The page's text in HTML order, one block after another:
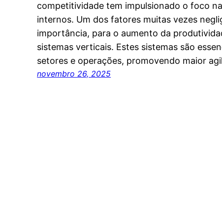
competitividade tem impulsionado o foco
internos. Um dos fatores muitas vezes
importância, para o aumento da
sistemas verticais. Estes sistemas são
setores e operações, promovendo maior
novembro 26, 2025